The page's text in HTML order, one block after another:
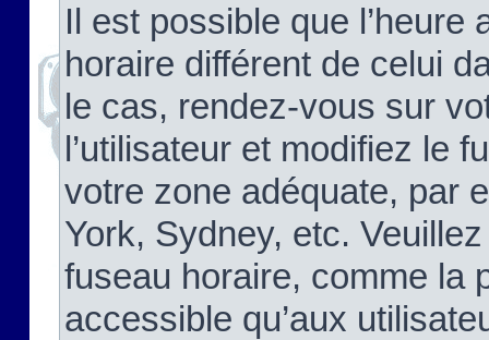
Il est possible que
horaire différent de celui
le cas, rendez-vous sur
l’utilisateur et modifiez le
votre zone adéquate, par
York, Sydney, etc.
fuseau horaire, comme la
accessible qu’aux